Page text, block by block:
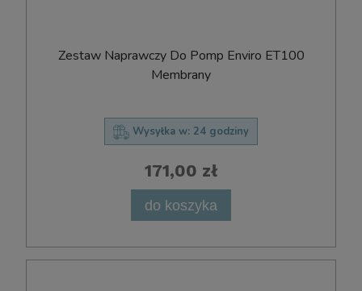
Zestaw Naprawczy Do Pomp Enviro ET100
Membrany
Wysyłka w: 24 godziny
171,00 zł
do koszyka